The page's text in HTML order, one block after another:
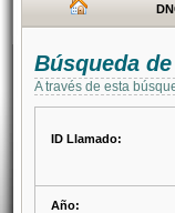
Búsqueda
A través de esta
ID Llamado:
Año: